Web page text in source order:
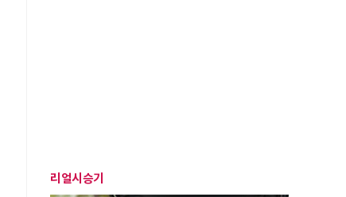
리얼시승기